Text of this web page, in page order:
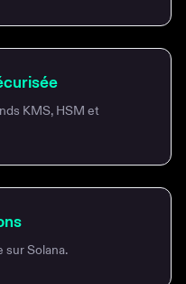
KMS, HSM et
sur Solana.